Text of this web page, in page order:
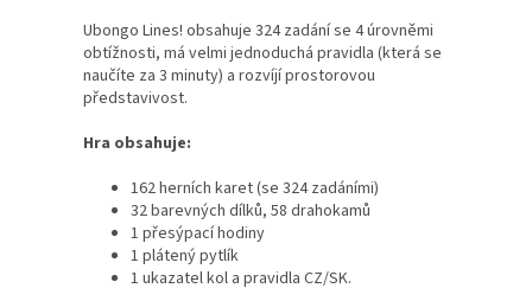
Ubongo Lines! obsahuje 324 zadání se 4 úrovněmi
obtížnosti, má velmi jednoduchá pravidla (která se
naučíte za 3 minuty) a rozvíjí prostorovou
představivost.
Hra obsahuje:
162 herních karet (se 324 zadáními)
32 barevných dílků, 58 drahokamů
1 přesýpací hodiny
1 plátený pytlík
1 ukazatel kol a pravidla CZ/SK.